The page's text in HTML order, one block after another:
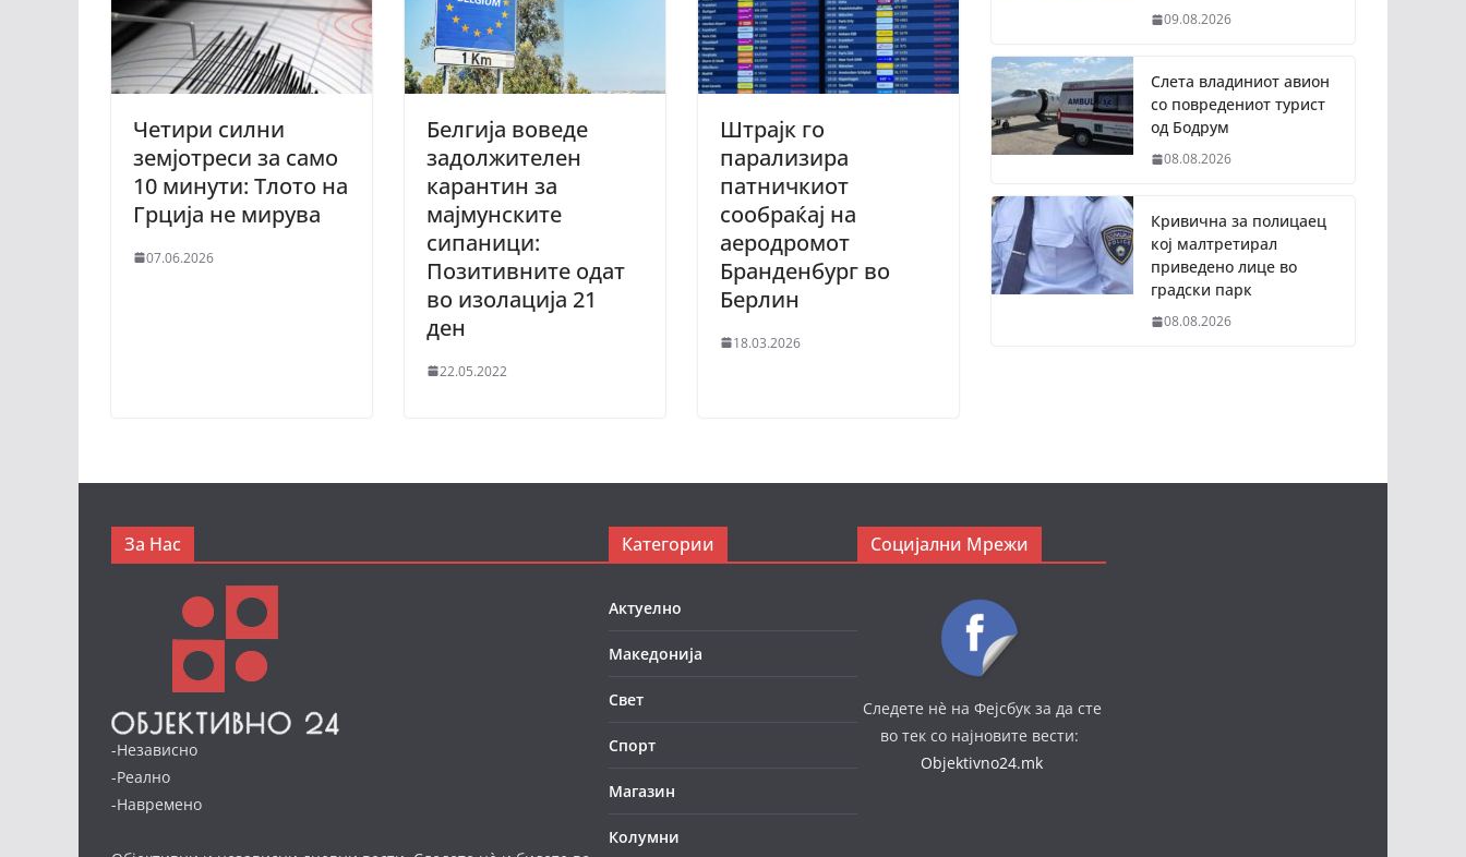
Четири силни
земјотреси за само
10 минути: Тлото на
Грција не мирува
07.06.2026
Белгија воведе
задолжителен
карантин за
мајмунските
сипаници:
Позитивните одат
во изолација 21
ден
22.05.2022
Штрајк го
парализира
патничкиот
сообраќај на
аеродромот
Бранденбург во
Берлин
18.03.2026
09.08.2026
Слета владиниот авион
со повредениот турист
од Бодрум
08.08.2026
Кривична за полицаец
кој малтретирал
приведено лице во
градски парк
08.08.2026
За Нас
-Независно
-Реално
-Навремено
Категории
Актуелно
Македонија
Свет
Спорт
Магазин
Колумни
Социјални Мрежи
Следете нè на Фејсбук за да сте
во тек со најновите вести:
Objektivno24.mk